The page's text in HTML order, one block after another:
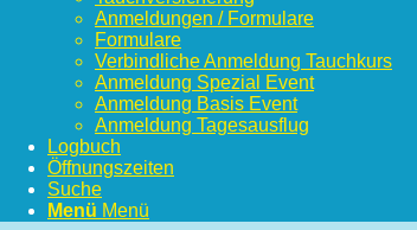
Anmeldungen / Formulare
Formulare
Verbindliche Anmeldung Tauchkurs
Anmeldung Spezial Event
Anmeldung Basis Event
Anmeldung Tagesausflug
Logbuch
Öffnungszeiten
Suche
Menü Menü